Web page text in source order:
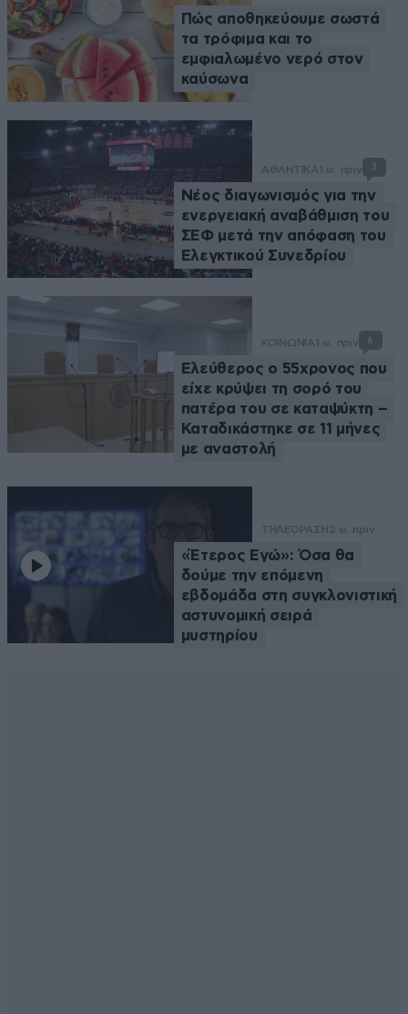
Πώς αποθηκεύουμε σωστά
τα τρόφιμα και το
εμφιαλωμένο νερό στον
καύσωνα
ΑΘΛΗΤΙΚΑ 1 ω. πριν 3
Νέος διαγωνισμός για την
ενεργειακή αναβάθμιση του
ΣΕΦ μετά την απόφαση του
Ελεγκτικού Συνεδρίου
ΚΟΙΝΩΝΙΑ 1 ω. πριν 6
Ελεύθερος ο 55χρονος που
είχε κρύψει τη σορό του
πατέρα του σε καταψύκτη –
Καταδικάστηκε σε 11 μήνες
με αναστολή
ΤΗΛΕΟΡΑΣΗ 2 ω. πριν
«Έτερος Εγώ»: Όσα θα
δούμε την επόμενη
εβδομάδα στη συγκλονιστική
αστυνομική σειρά
μυστηρίου